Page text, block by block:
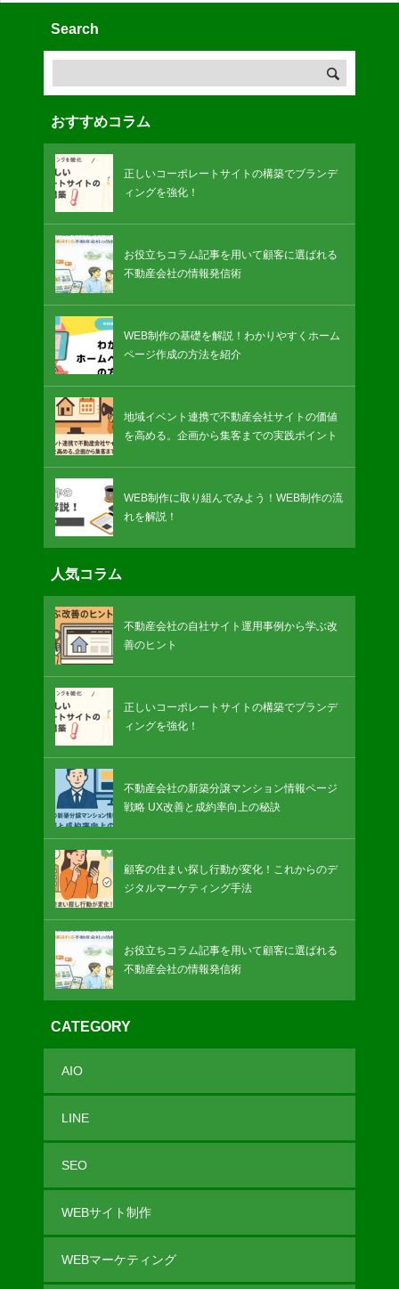
Search
おすすめコラム
正しいコーポレートサイトの構築でブランデ
ィングを強化！
お役立ちコラム記事を用いて顧客に選ばれる
不動産会社の情報発信術
WEB制作の基礎を解説！わかりやすくホーム
ページ作成の方法を紹介
地域イベント連携で不動産会社サイトの価値
を高める。企画から集客までの実践ポイント
WEB制作に取り組んでみよう！WEB制作の流
れを解説！
人気コラム
不動産会社の自社サイト運用事例から学ぶ改
善のヒント
正しいコーポレートサイトの構築でブランデ
ィングを強化！
不動産会社の新築分譲マンション情報ページ
戦略 UX改善と成約率向上の秘訣
顧客の住まい探し行動が変化！これからのデ
ジタルマーケティング手法
お役立ちコラム記事を用いて顧客に選ばれる
不動産会社の情報発信術
CATEGORY
AIO
LINE
SEO
WEBサイト制作
WEBマーケティング